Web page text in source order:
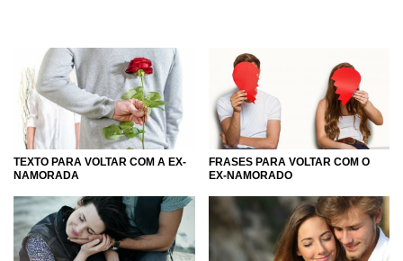
amou, apenas aceitar que agora vocês vivem uma nova
fase! Você pode enviar a ela mensagens de carinho ou
procurar recordar os bons momentos. Namoros, noivados
e até mesmo casamentos podem chegar ao fim, por isso
que temos algo especial para todos os relacionamentos.
Desde aqueles que pareciam ter tudo para dar certo, mas
terminaram em um átimo, até aqueles que foram
Ganhe forças para deixar o passado para trás, essa é a
única forma de se curar de qualquer ferida que o término
TEXTO PARA VOLTAR COM A EX-
NAMORADA
FRASES PARA VOLTAR COM O
EX-NAMORADO